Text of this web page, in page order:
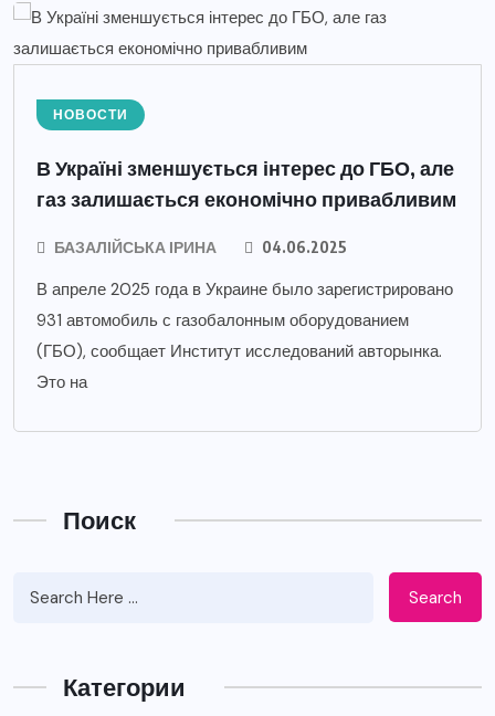
НОВОСТИ
В Україні зменшується інтерес до ГБО, але
газ залишається економічно привабливим
БАЗАЛІЙСЬКА ІРИНА 04.06.2025
В апреле 2025 года в Украине было зарегистрировано
931 автомобиль с газобалонным оборудованием
(ГБО), сообщает Институт исследований авторынка.
Это на
Поиск
Search
Категории